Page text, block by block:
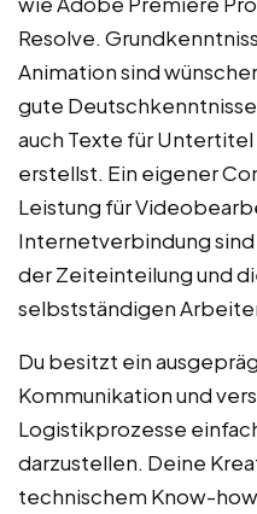
Resolve.
Animation sind
gute
auch Texte für
erstellst. Ein eigener
Leistung für
Internetverbindung
der Zeiteinteilung und
selbstständigen
Du besitzt ein
Kommunikation und
Logistikprozesse
darzustellen. Deine
technischem Know-